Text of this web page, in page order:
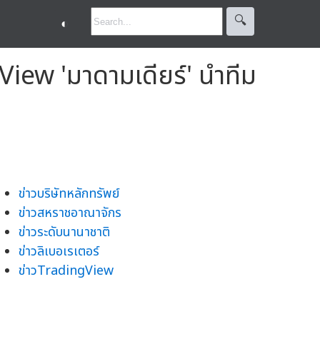
◐ 🔍︎
'มาดามเดียร์' นำทีม
ข่าวบริษัทหลักทรัพย์
ข่าวสหราชอาณาจักร
ข่าวระดับนานาชาติ
ข่าวลิเบอเรเตอร์
ข่าวTradingView